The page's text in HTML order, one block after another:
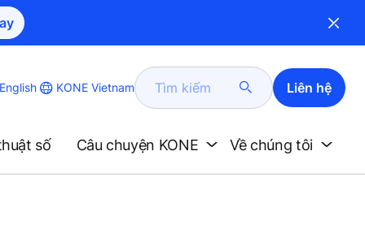
English KONE Vietnam
Tìm
kiếm
Liên hệ
số Câu chuyện KONE Về chúng tôi